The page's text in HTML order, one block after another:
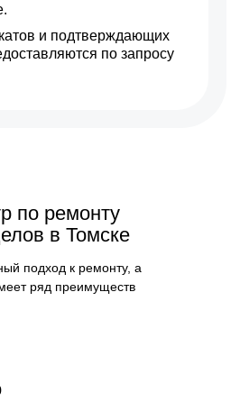
и подтверждающих
по запросу
по ремонту
в Томске
подход к ремонту, а
ряд преимуществ